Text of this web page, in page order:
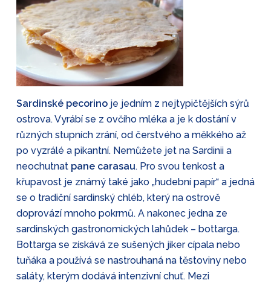
Sardinské pecorino je jedním z nejtypičtějších sýrů
ostrova. Vyrábí se z ovčího mléka a je k dostání v
různých stupních zrání, od čerstvého a měkkého až
po vyzrálé a pikantní. Nemůžete jet na Sardinii a
neochutnat pane carasau. Pro svou tenkost a
křupavost je známý také jako „hudební papír“ a jedná
se o tradiční sardinský chléb, který na ostrově
doprovází mnoho pokrmů. A nakonec jedna ze
sardinských gastronomických lahůdek – bottarga.
Bottarga se získává ze sušených jiker cípala nebo
tuňáka a používá se nastrouhaná na těstoviny nebo
saláty, kterým dodává intenzivní chuť. Mezi